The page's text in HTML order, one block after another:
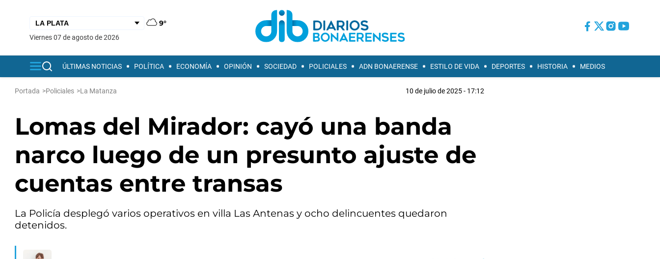
9°
viernes 07 de agosto de 2026
ÚLTIMAS NOTICIAS POLÍTICA ECONOMÍA OPINIÓN SOCIEDAD POLICIALES ADN BONAERENSE ESTILO DE VIDA DEPORTES HISTORIA MEDIOS
Portada >Policiales >La Matanza 10 de julio de 2025 - 17:12
Lomas del Mirador: cayó una banda
narco luego de un presunto ajuste de
cuentas entre transas
La Policía desplegó varios operativos en villa Las Antenas y ocho delincuentes quedaron
detenidos.